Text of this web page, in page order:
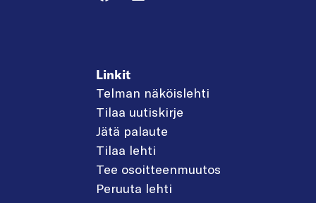
Linkit
Telman näköislehti
Tilaa uutiskirje
Jätä palaute
Tilaa lehti
Tee osoitteenmuutos
Peruuta lehti